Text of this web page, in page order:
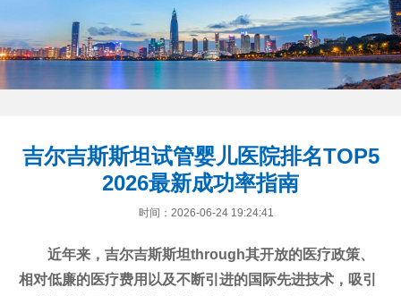
吉尔吉斯斯坦试管婴儿医院排名TOP5
2026最新成功率指南
时间：2026-06-24 19:24:41
近年来，吉尔吉斯斯坦through其开放的医疗政策、
相对低廉的医疗费用以及不断引进的国际先进技术，吸引